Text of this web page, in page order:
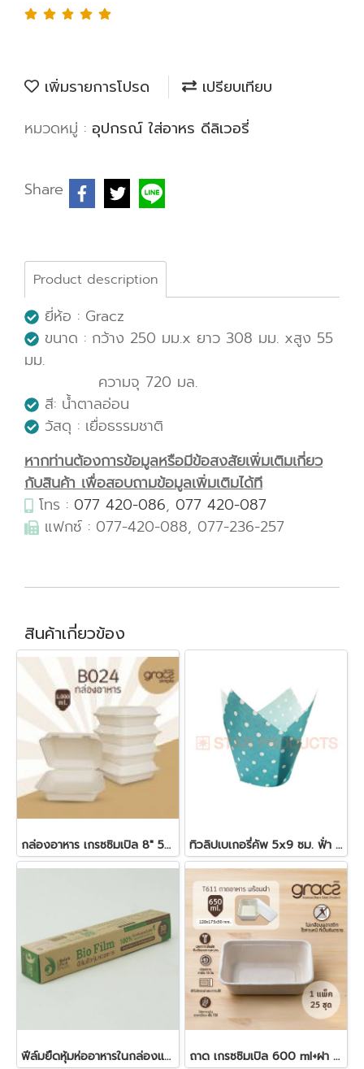
เพิ่มรายการโปรด
เปรียบเทียบ
หมวดหมู่ : อุปกรณ์ ใส่อาหร ดีลิเวอรี่
Share
Product description
ยี่ห้อ : Gracz
ขนาด : กว้าง 250 มม.x ยาว 308 มม. xสูง 55
มม.
ความจุ 720 มล.
สี: น้ำตาลอ่อน
วัสดุ : เยื่อธรรมชาติ
หากท่านต้องการข้อมูลหรือมีข้อสงสัยเพิ่มเติมเกี่ยว
กับสินค้า เพื่อสอบถามข้อมูลเพิ่มเติมได้ที
โทร : 077 420-086, 077 420-087
แฟกซ์ : 077-420-088, 077-236-257
สินค้าเกี่ยวข้อง
กล่องอาหาร เกรซซิมเปิล 8" 50 ชิ้น/แพ็ค 1000 มล. B024 ทิวลิปเบเกอรี่คัพ 5x9 ซม. ฟ้่า 25 ชิ้น
ฟีล์มยืดหุ้มห่ออาหารในกล่องแบบย่อย 30 ซม. x 30 ม. x 10 ไมครอน ถาด เกรซซิมเปิล 600 ml+ฝา antifog 25 ชิ้น/แพ็ค